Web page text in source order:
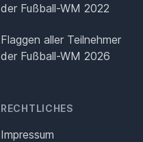
der Fußball-WM 2022
Flaggen aller Teilnehmer
der Fußball-WM 2026
RECHTLICHES
Impressum